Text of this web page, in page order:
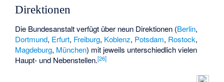
Direktionen
Die Bundesanstalt verfügt über neun Direktionen (Berlin,
Dortmund, Erfurt, Freiburg, Koblenz, Potsdam, Rostock,
Magdeburg, München) mit jeweils unterschiedlich vielen
Haupt- und Nebenstellen.[26]